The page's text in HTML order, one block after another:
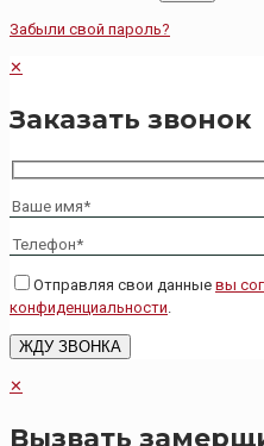
Забыли свой пароль?
✕
Заказать звонок
Отправляя свои данные вы
конфиденциальности.
✕
Вызвать